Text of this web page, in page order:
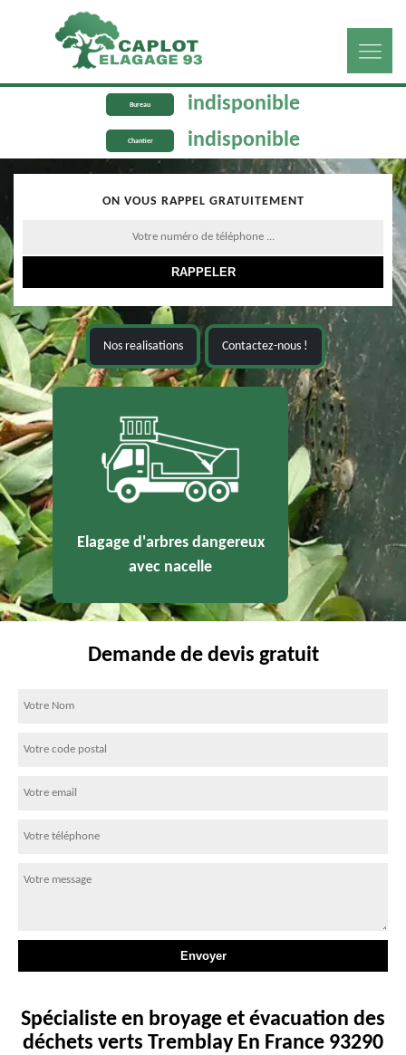
Bureau indisponible
Chantier indisponible
ON VOUS RAPPEL GRATUITEMENT
Nos realisations Contactez-nous !
Elagage d'arbres dangereux
avec nacelle
Demande de devis gratuit
Spécialiste en broyage et évacuation des
déchets verts Tremblay En France 93290